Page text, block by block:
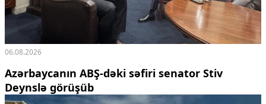
06.08.2026
Azərbaycanın ABŞ-dəki səfiri senator Stiv
Deynslə görüşüb